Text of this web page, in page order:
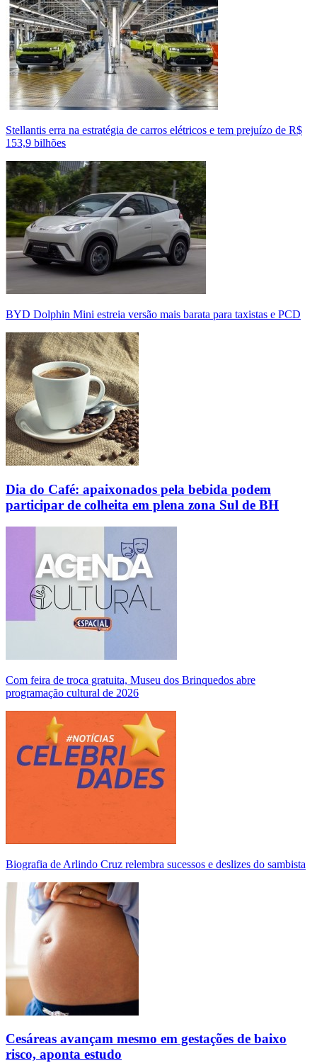
Stellantis erra na estratégia de carros elétricos e tem prejuízo de R$
153,9 bilhões
BYD Dolphin Mini estreia versão mais barata para taxistas e PCD
Dia do Café: apaixonados pela bebida podem
participar de colheita em plena zona Sul de BH
Com feira de troca gratuita, Museu dos Brinquedos abre
programação cultural de 2026
Biografia de Arlindo Cruz relembra sucessos e deslizes do sambista
Cesáreas avançam mesmo em gestações de baixo
risco, aponta estudo